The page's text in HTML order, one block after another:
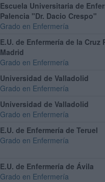
Escuela Universitaria de
Palencia "Dr. Dacio Crespo"
Grado en Enfermería
E.U. de Enfermería de la Cruz
Madrid
Grado en Enfermería
Universidad de Valladolid
Grado en Enfermería
Universidad de Valladolid
Grado en Enfermería
E.U. de Enfermería de Teruel
Grado en Enfermería
E.U. de Enfermería de Ávila
Grado en Enfermería